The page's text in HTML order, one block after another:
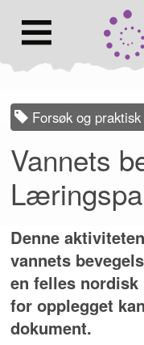
Hovedmeny
til
forsiden
Forsøk og
Vannets
Denne
vannets
en felles
for opplegget
dokument.